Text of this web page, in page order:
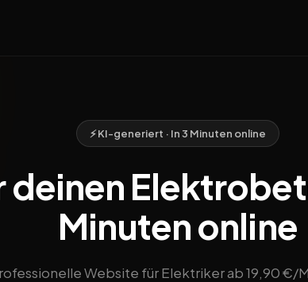
⚡ KI-generiert · In 3 Minuten online
Minuten online
Website für Elektriker ab 19,90 €/